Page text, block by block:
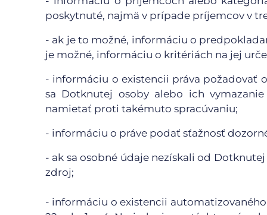
poskytnuté, najmä v prípade príjemcov v
- ak je to možné, informáciu o
je možné, informáciu o kritériách na jej
- informáciu o existencii práva požadovať
sa Dotknutej osoby alebo ich
namietať proti takémuto spracúvaniu;
- informáciu o práve podať sťažnosť
- ak sa osobné údaje nezískali od
zdroj;
- informáciu o existencii